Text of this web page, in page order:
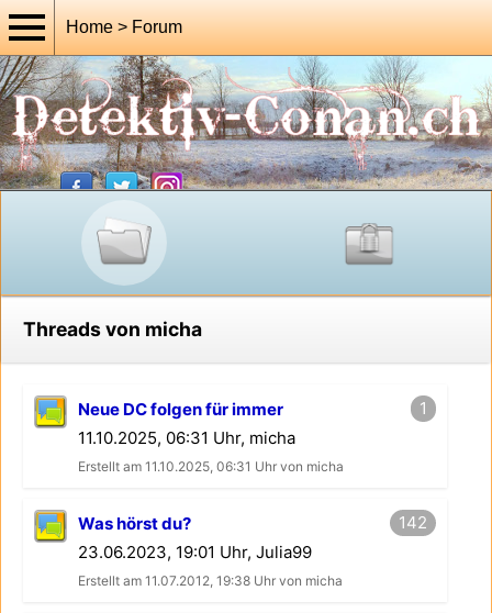
Home > Forum
Threads von micha
Neue DC folgen für immer
11.10.2025, 06:31 Uhr, micha
Erstellt am 11.10.2025, 06:31 Uhr von micha
1
Was hörst du?
23.06.2023, 19:01 Uhr, Julia99
Erstellt am 11.07.2012, 19:38 Uhr von micha
142